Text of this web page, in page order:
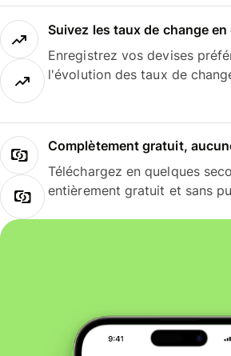
Suivez les taux de change
Enregistrez vos devises
l'évolution des taux de
Complètement gratuit,
Téléchargez en quelques
entièrement gratuit et sans